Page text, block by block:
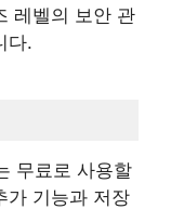
레벨의 보안 관
다.
무료로 사용할
가 기능과 저장